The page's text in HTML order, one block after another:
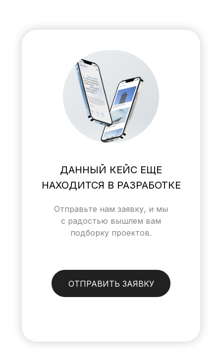
ДАННЫЙ КЕЙС ЕЩЕ
НАХОДИТСЯ В РАЗРАБОТКЕ
Отправьте нам заявку, и мы
с радостью вышлем вам
подборку проектов.
ОТПРАВИТЬ ЗАЯВКУ